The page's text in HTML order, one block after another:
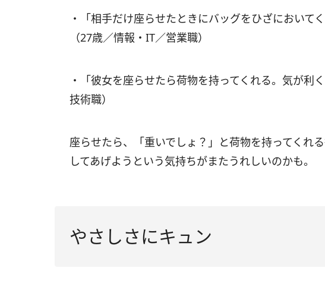
・「相手だけ座らせたときにバッグをひざにおいて
（27歳／情報・IT／営業職）
・「彼女を座らせたら荷物を持ってくれる。気が利
技術職）
座らせたら、「重いでしょ？」と荷物を持ってくれ
してあげようという気持ちがまたうれしいのかも。
やさしさにキュン